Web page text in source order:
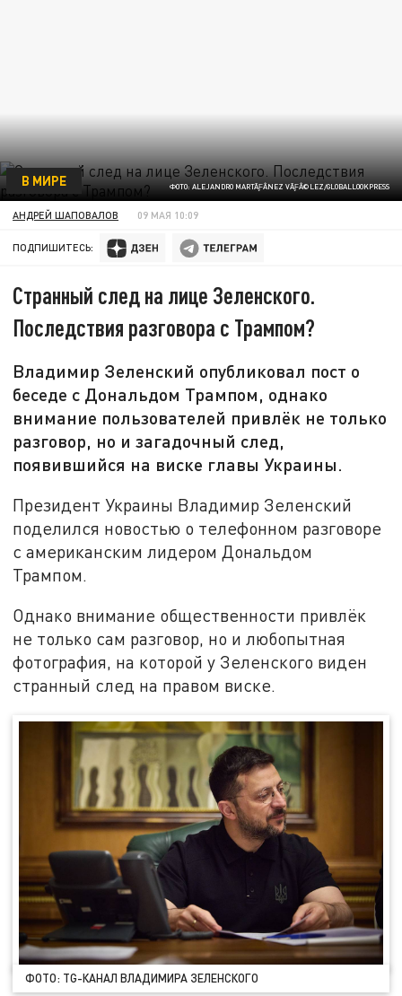
ФОТО: ALEJANDRO MARTÃƑÂNEZ VÃƑÂ©LEZ/GLOBALLOOKPRESS
В МИРЕ
АНДРЕЙ ШАПОВАЛОВ 09 МАЯ 10:09
ПОДПИШИТЕСЬ:
Странный след на лице Зеленского.
Последствия разговора с Трампом?
Владимир Зеленский опубликовал пост о
беседе с Дональдом Трампом, однако
внимание пользователей привлёк не только
разговор, но и загадочный след,
появившийся на виске главы Украины.
Президент Украины Владимир Зеленский
поделился новостью о телефонном разговоре
с американским лидером Дональдом
Трампом.
Однако внимание общественности привлёк
не только сам разговор, но и любопытная
фотография, на которой у Зеленского виден
странный след на правом виске.
ФОТО: TG-КАНАЛ ВЛАДИМИРА ЗЕЛЕНСКОГО